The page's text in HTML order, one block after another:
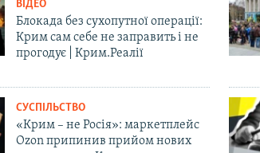
ВІДЕО
Блокада без сухопутної операції:
Крим сам себе не заправить і не
прогодує | Крим.Реалії
СУСПІЛЬСТВО
«Крим – не Росія»: маркетплейс
Ozon припинив прийом нових